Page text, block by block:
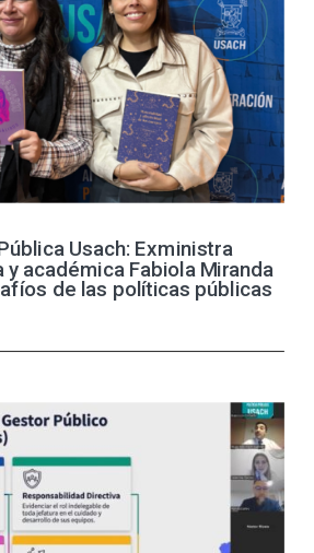
Usach: Exministra
y académica Fabiola Miranda
de las políticas públicas